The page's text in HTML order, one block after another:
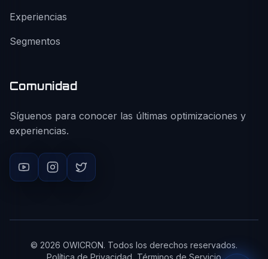
Experiencias
Segmentos
Comunidad
Síguenos para conocer las últimas optimizaciones y
experiencias.
© 2026 OWICRON. Todos los derechos reservados.
Política de Privacidad Términos de Servicio